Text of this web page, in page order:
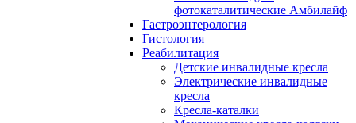
фотокаталитические Амбилайф
Гастроэнтерология
Гистология
Реабилитация
Детские инвалидные кресла
Электрические инвалидные
кресла
Кресла-каталки